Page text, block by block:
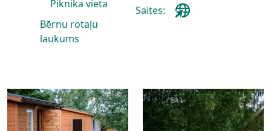
Piknika vieta
Bērnu rotaļu
laukums
Saites: